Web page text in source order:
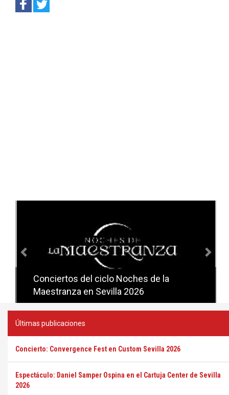
Conciertos del ciclo Noches de la
Maestranza en Sevilla 2026
Conciertos del ciclo Candlelight en
Sevilla
Últimas publicaciones
Concierto: Convergence Fest en Custom Sevilla 2026
Espectáculo: Daniel Samper Ospina en el Cartuja Center de Sevilla
2026